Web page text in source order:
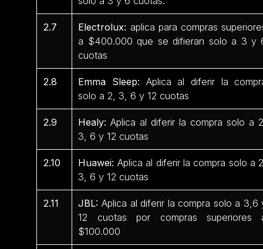
2.7 Electrolux: aplica para compras
a $400.000 que se difieran solo a 3 y
cuotas
2.8 Emma Sleep: Aplica al diferir la
solo a 2, 3, 6 y 12 cuotas
2.9 Healy: Aplica al diferir la compra solo a
3, 6 y 12 cuotas
2.10 Huawei: Aplica al diferir la compra solo a
3, 6 y 12 cuotas
2.11 JBL: Aplica al diferir la compra solo a 3,6
12 cuotas por compras superiores
$100.000